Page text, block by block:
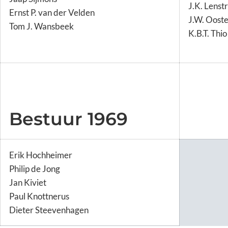
Ernst P. van der Velden
Tom J. Wansbeek
J.K.
J.W.
K.B.T. Thio
Bestuur 1969
Erik Hochheimer
Philip de Jong
Jan Kiviet
Paul Knottnerus
Dieter Steevenhagen